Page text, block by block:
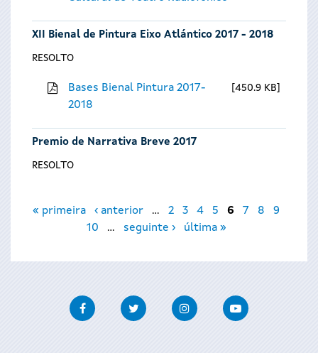
XII Bienal de Pintura Eixo Atlántico 2017 - 2018
RESOLTO
Bases Bienal Pintura 2017-
2018
450.9 KB
Premio de Narrativa Breve 2017
RESOLTO
Páxinas
« primeira ‹ anterior … 2 3 4 5 6 7 8
9
10
… seguinte › última »
FacebookTwitter InstagramYoutube